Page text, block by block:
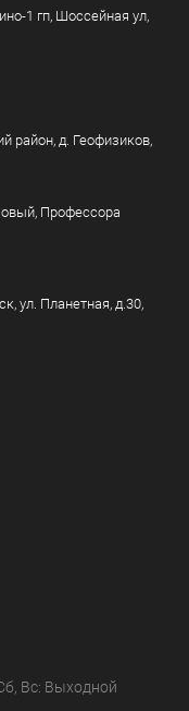
1 гп, Шоссейная ул,
район, д. Геофизиков,
Профессора
ул. Планетная, д.30,
Вс: Выходной